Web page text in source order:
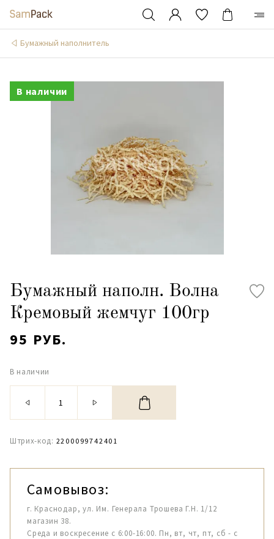
Бумажный наполнитель
В наличии
Бумажный наполн. Волна
Кремовый жемчуг 100гр
95 РУБ.
В наличии
Штрих-код: 2200099742401
Самовывоз:
г. Краснодар, ул. Им. Генерала Трошева Г.Н. 1/12
магазин 38.
Среда и воскресение с 6:00-16:00. Пн, вт, чт, пт, сб - с